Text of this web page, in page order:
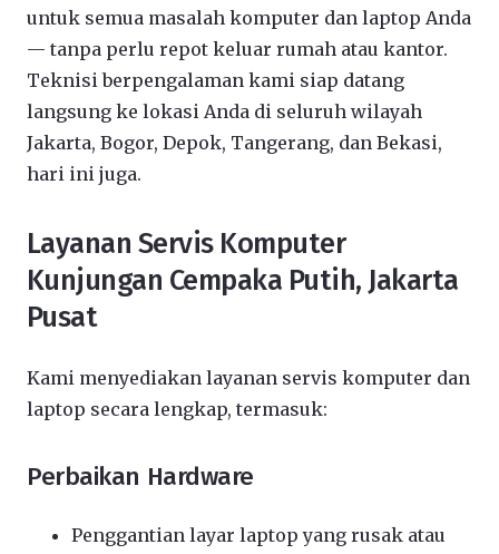
untuk semua masalah komputer dan laptop Anda
— tanpa perlu repot keluar rumah atau kantor.
Teknisi berpengalaman kami siap datang
langsung ke lokasi Anda di seluruh wilayah
Jakarta, Bogor, Depok, Tangerang, dan Bekasi,
hari ini juga.
Layanan Servis Komputer
Kunjungan Cempaka Putih, Jakarta
Pusat
Kami menyediakan layanan servis komputer dan
laptop secara lengkap, termasuk:
Perbaikan Hardware
Penggantian layar laptop yang rusak atau